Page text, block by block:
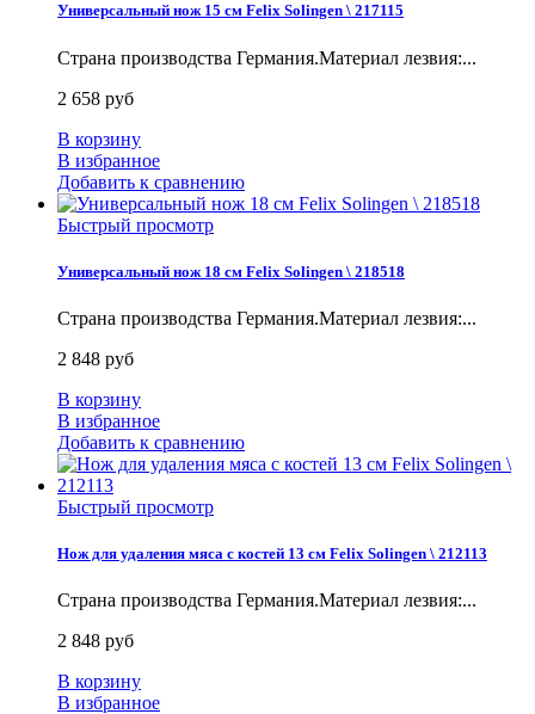
Универсальный нож 15 см Felix Solingen \ 217115
Страна производства Германия.Материал лезвия:...
2 658 руб
В корзину
В избранное
Добавить к сравнению
Быстрый просмотр
Универсальный нож 18 см Felix Solingen \ 218518
Страна производства Германия.Материал лезвия:...
2 848 руб
В корзину
В избранное
Добавить к сравнению
Быстрый просмотр
Нож для удаления мяса с костей 13 см Felix Solingen \ 212113
Страна производства Германия.Материал лезвия:...
2 848 руб
В корзину
В избранное